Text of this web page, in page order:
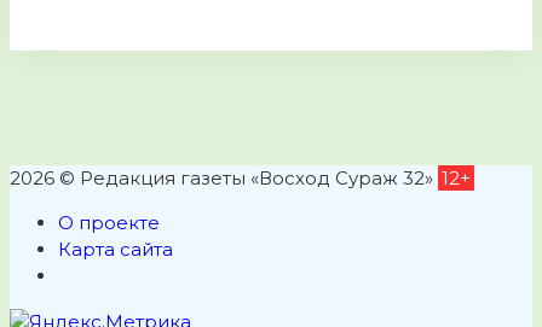
2026 © Редакция газеты «Восход Сураж 32» 12+
О проекте
Карта сайта